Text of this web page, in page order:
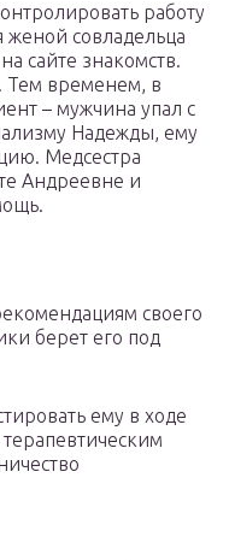
работу
женой совладельца
сайте знакомств.
Тем временем, в
– мужчина упал с
Надежды, ему
Медсестра
Андреевне и
своего
берет его под
ему в ходе